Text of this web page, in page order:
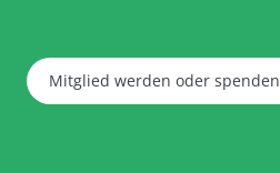
Mitglied werden oder spenden